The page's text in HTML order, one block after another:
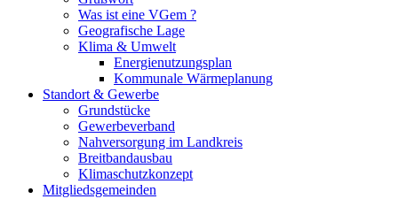
Was ist eine VGem ?
Geografische Lage
Klima & Umwelt
Energienutzungsplan
Kommunale Wärmeplanung
Standort & Gewerbe
Grundstücke
Gewerbeverband
Nahversorgung im Landkreis
Breitbandausbau
Klimaschutzkonzept
Mitgliedsgemeinden